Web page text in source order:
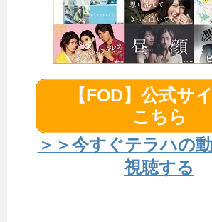
【FOD】公式サ
こちら
＞＞今すぐテラハの
視聴する